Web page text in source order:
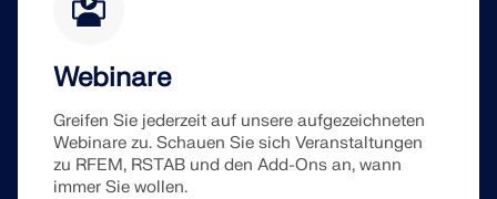
Webinare
Greifen Sie jederzeit auf unsere aufgezeichneten
Webinare zu. Schauen Sie sich Veranstaltungen
zu RFEM, RSTAB und den Add-Ons an, wann
immer Sie wollen.